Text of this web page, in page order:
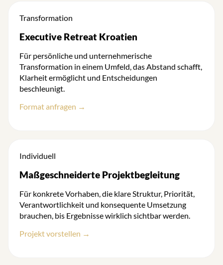
Transformation
Executive Retreat Kroatien
Für persönliche und unternehmerische
Transformation in einem Umfeld, das Abstand schafft,
Klarheit ermöglicht und Entscheidungen
beschleunigt.
Format anfragen →
Individuell
Maßgeschneiderte Projektbegleitung
Für konkrete Vorhaben, die klare Struktur, Priorität,
Verantwortlichkeit und konsequente Umsetzung
brauchen, bis Ergebnisse wirklich sichtbar werden.
Projekt vorstellen →